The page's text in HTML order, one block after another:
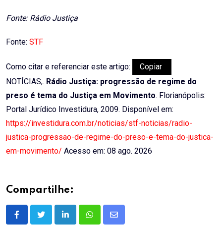
Fonte: Rádio Justiça
Fonte: STF
Como citar e referenciar este artigo:
Copiar
NOTÍCIAS,. Rádio Justiça: progressão de regime do
preso é tema do Justiça em Movimento. Florianópolis:
Portal Jurídico Investidura, 2009. Disponível em:
https://investidura.com.br/noticias/stf-noticias/radio-
justica-progressao-de-regime-do-preso-e-tema-do-justica-
em-movimento/ Acesso em: 08 ago. 2026
Compartilhe:
LinkedInWhatsappShare